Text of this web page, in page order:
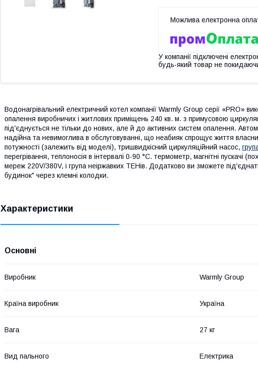
У компанії підключені
будь-який товар не
Водонагрівальний електричний котел компанії Warmly Group серії «PRO»
опалення виробничих і житлових приміщень 240 кв. м. з примусовою
під'єднується не тільки до нових, але й до активних систем опалення.
надійна та невимоглива в обслуговуванні, що неабияк спрощує життя
потужності (залежить від моделі), тришвидкісний циркуляційний насос,
перегрівання, теплоносія в інтервалі 0-90 °C. термометр, магнітні пускачі
мереж 220V/380V, і група неіржавких ТЕНів. Додатково ви зможете
будинок" через клемні колодки.
Характеристики
Основні
Виробник Warmly Group
Країна виробник Україна
Вага 27 кг
Вид пального Електрика